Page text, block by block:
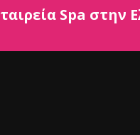
Spa στην